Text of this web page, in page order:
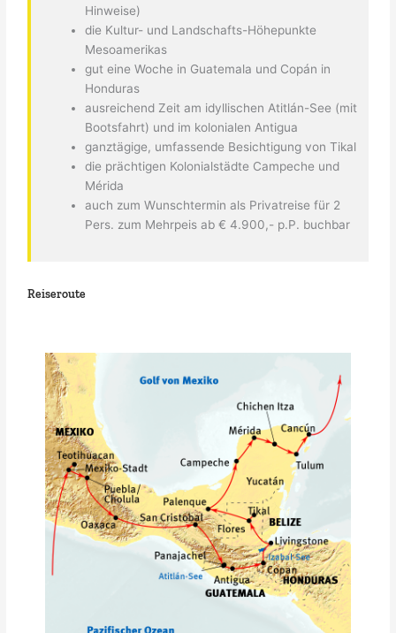
Hinweise)
die Kultur- und Landschafts-Höhepunkte
Mesoamerikas
gut eine Woche in Guatemala und Copán in
Honduras
ausreichend Zeit am idyllischen Atitlán-See (mit
Bootsfahrt) und im kolonialen Antigua
ganztägige, umfassende Besichtigung von Tikal
die prächtigen Kolonialstädte Campeche und
Mérida
auch zum Wunschtermin als Privatreise für 2
Pers. zum Mehrpeis ab € 4.900,- p.P. buchbar
Reiseroute